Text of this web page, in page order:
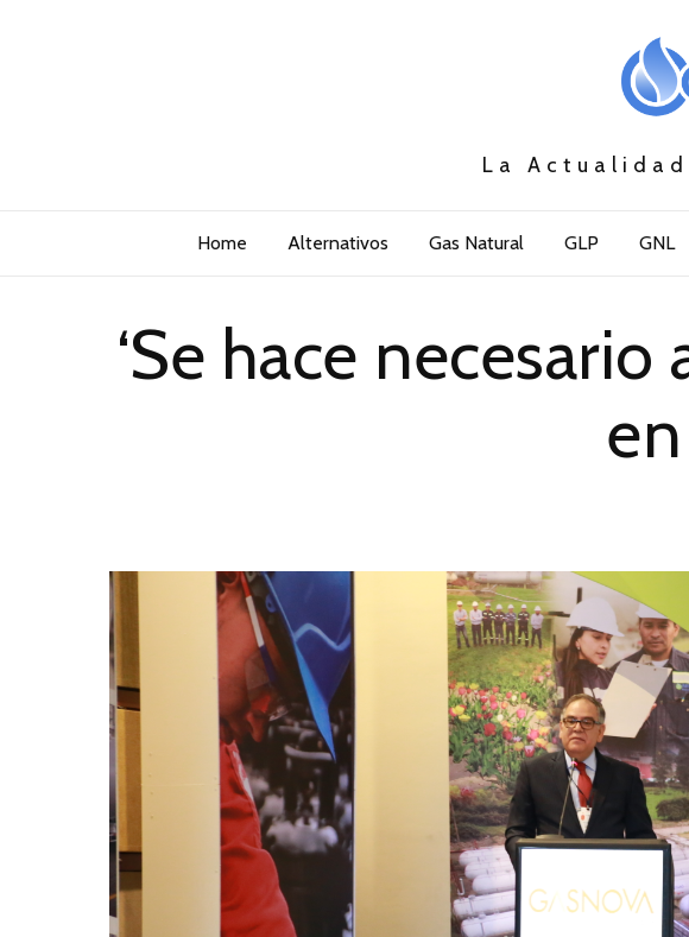
La
Home Alternativos Gas Natural GLP GNL
‘Se hace